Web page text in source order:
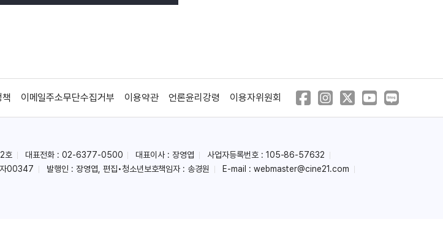
이메일주소무단수집거부 이용약관 언론윤리강령 이용자위원회
호 대표전화 : 02-6377-0500 대표이사 : 장영엽
사업자등록번호 : 105-86-57632
자00347 발행인 : 장영엽, 편집•청소년보호책임자 : 송경원 E-mail : webmaster@cine21.com